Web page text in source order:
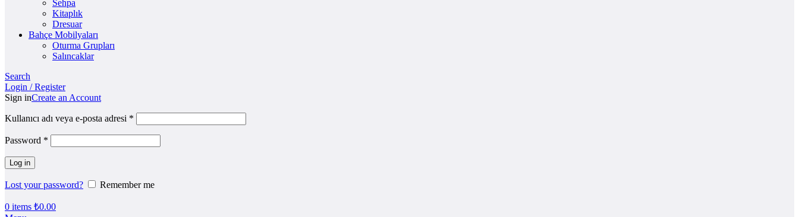
Sehpa
Kitaplık
Dresuar
Bahçe Mobilyaları
Oturma Grupları
Salıncaklar
Search
Login / Register
Sign inCreate an Account
Kullanıcı adı veya e-posta adresi *
Password *
Log in
Lost your password? Remember me
0 items ₺0.00